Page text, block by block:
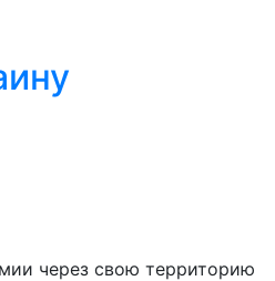
через свою территорию